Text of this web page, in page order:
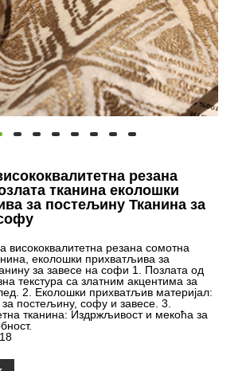
резана
тканина еколошки
за постељину Тканина за
висококвалитетна резана сомотна
еколошки прихватљива за
за завесе на софи 1. Позлата од
текстура са златним акцентима за
2. Еколошки прихватљив материјал:
постељину, софу и завесе. 3.
тканина: Издржљивост и мекоћа за